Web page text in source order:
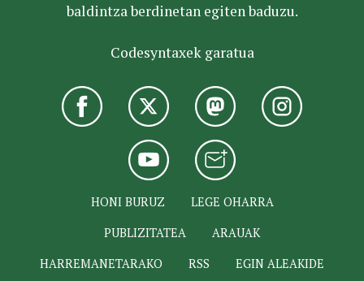
baldintza berdinetan egiten baduzu.
Codesyntaxek garatua
HONI BURUZ
LEGE OHARRA
PUBLIZITATEA
ARAUAK
HARREMANETARAKO
RSS EGIN ALEAKIDE